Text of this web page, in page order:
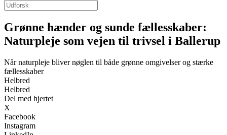
Grønne hænder og sunde fællesskaber:
Naturpleje som vejen til trivsel i Ballerup
Når naturpleje bliver nøglen til både grønne omgivelser og stærke
fællesskaber
Helbred
Helbred
Del med hjertet
X
Facebook
Instagram